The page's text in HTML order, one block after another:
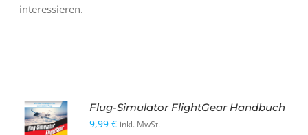
interessieren.
IN DEN
WARENKORB
Flug-Simulator FlightGear Handbuch
9,99€ inkl. MwSt.